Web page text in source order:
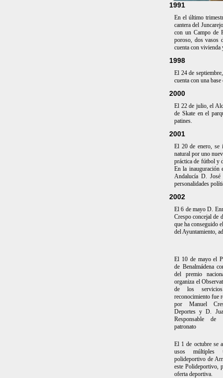
1991
En el último
cantera del
con un Campo de
poroso, dos vasos
cuenta con vivienda
1998
El 24 de
cuenta con una
2000
El 22 de julio, el
de Skate en el
patines.
2001
El 20 de enero, se
natural por uno
práctica de fútbol y
En la inauguración
Andalucía D. José
personalidades
2002
El 6 de mayo D.
Crespo concejal de
que ha conseguido
del Ayuntamiento,
El 10 de mayo el
de Benalmádena
del premio
organiza el
de los
reconocimiento fue
por Manuel
Deportes y D.
Responsable
patronato
El 1 de octubre se
usos múltiples
polideportivo de
este Polideportivo,
oferta deportiva.